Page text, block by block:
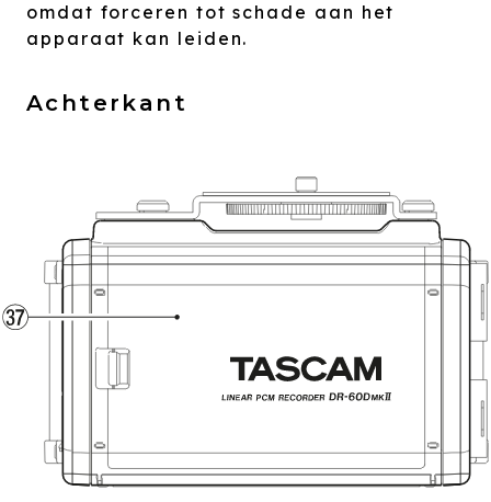
omdat forceren tot schade aan het
apparaat kan leiden.
Achterkant